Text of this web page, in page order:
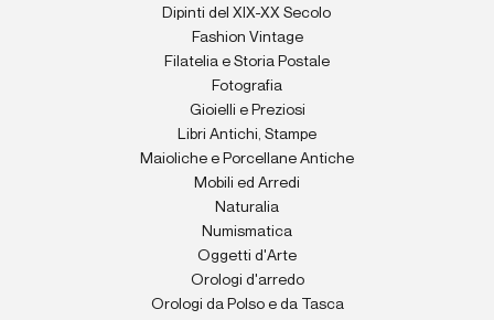
Dipinti del XIX-XX Secolo
Fashion Vintage
Filatelia e Storia Postale
Fotografia
Gioielli e Preziosi
Libri Antichi, Stampe
Maioliche e Porcellane Antiche
Mobili ed Arredi
Naturalia
Numismatica
Oggetti d'Arte
Orologi d'arredo
Orologi da Polso e da Tasca